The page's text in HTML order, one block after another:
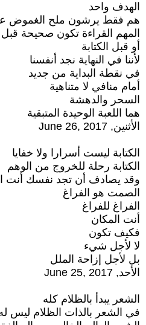
الهدف واحد
هم فقط يرشون ملح الغموض
المهم القراءة تكون صحيحة
أو قبل الكتابة
لأننا في النهاية نجد أنفسنا
في نقطة البداية من جديد
أمام منافي لا متناهية
السحر والدهشة
هما اللعبة الوحيدة المتبقية
الأثنين, June 26, 2017
الكتابة ليست أسرارا ولا خفايا
الكتابة رحلة للخروج من الوهم
وقد يصادف أن تجد نفسك أنت
الصمت هو الفراغ
الفراغ للفراغ
أنت المكان
فكيف تكون
لا لأجل شيء
بل لأجل إزاحة الملل
الأحد, June 25, 2017
الشعر يبدأ بالظلام كله
في الشعر بالذات الظلام ليس له